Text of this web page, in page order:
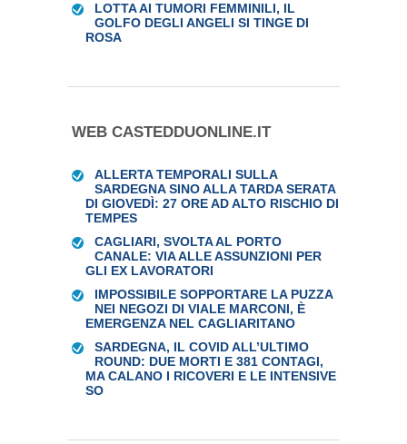
LOTTA AI TUMORI FEMMINILI, IL
GOLFO DEGLI ANGELI SI TINGE DI
ROSA
WEB CASTEDDUONLINE.IT
ALLERTA TEMPORALI SULLA
SARDEGNA SINO ALLA TARDA SERATA
DI GIOVEDÌ: 27 ORE AD ALTO RISCHIO DI
TEMPES
CAGLIARI, SVOLTA AL PORTO
CANALE: VIA ALLE ASSUNZIONI PER
GLI EX LAVORATORI
IMPOSSIBILE SOPPORTARE LA PUZZA
NEI NEGOZI DI VIALE MARCONI, È
EMERGENZA NEL CAGLIARITANO
SARDEGNA, IL COVID ALL’ULTIMO
ROUND: DUE MORTI E 381 CONTAGI,
MA CALANO I RICOVERI E LE INTENSIVE
SO